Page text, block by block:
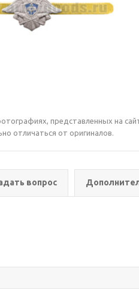
представленных на
отличаться от оригиналов.
вопрос